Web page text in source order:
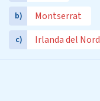
b) Montserrat
c) Irlanda del Nord